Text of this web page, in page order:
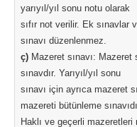
yarıyıl/yıl sonu notu olarak
sıfır not verilir. Ek sınavlar
sınavı düzenlenmez.
ç) Mazeret sınavı: Mazeret
sınavdır. Yarıyıl/yıl sonu
sınavı için ayrıca mazeret
mazereti bütünleme
Haklı ve geçerli